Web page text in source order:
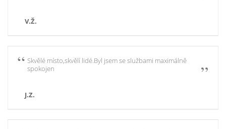
V.Ž.
Skvělé místo,skvělí lidé.Byl jsem se službami maximálně
spokojen
J.Z.